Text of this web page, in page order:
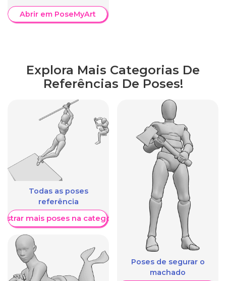
Abrir em PoseMyArt
Explora Mais Categorias De
Referências De Poses!
Todas as poses
referência
mais poses na categoria
Poses de segurar o
machado